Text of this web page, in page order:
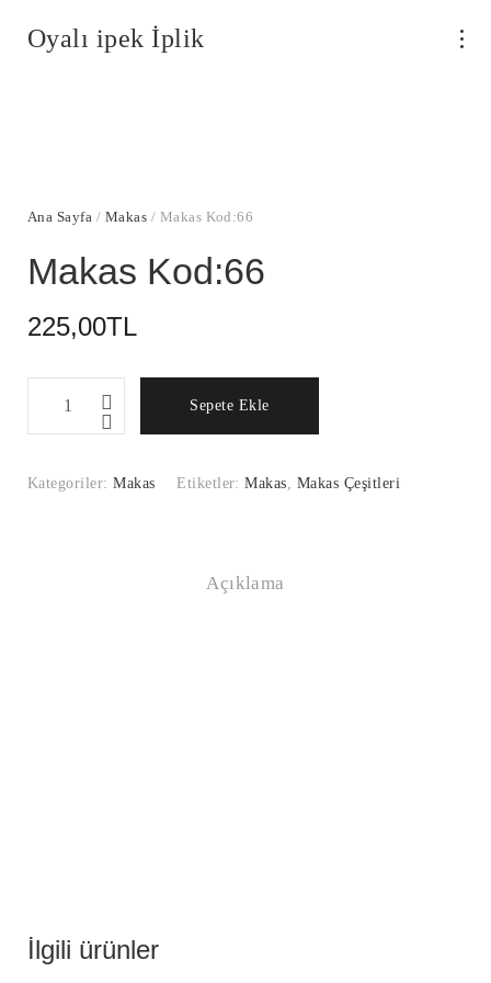
Oyalı ipek İplik
Ana Sayfa / Makas / Makas Kod:66
Makas Kod:66
225,00TL
Sepete Ekle
Kategoriler:Makas Etiketler:Makas, Makas Çeşitleri
Açıklama
İlgili ürünler